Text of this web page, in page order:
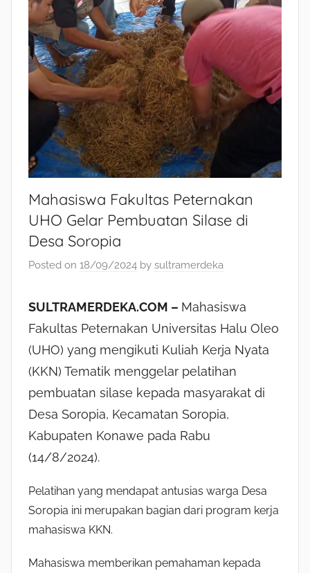
Mahasiswa Fakultas Peternakan
UHO Gelar Pembuatan Silase di
Desa Soropia
Posted on 18/09/2024 by sultramerdeka
SULTRAMERDEKA.COM – Mahasiswa
Fakultas Peternakan Universitas Halu Oleo
(UHO) yang mengikuti Kuliah Kerja Nyata
(KKN) Tematik menggelar pelatihan
pembuatan silase kepada masyarakat di
Desa Soropia, Kecamatan Soropia,
Kabupaten Konawe pada Rabu
(14/8/2024).
Pelatihan yang mendapat antusias warga Desa
Soropia ini merupakan bagian dari program kerja
mahasiswa KKN.
Mahasiswa memberikan pemahaman kepada